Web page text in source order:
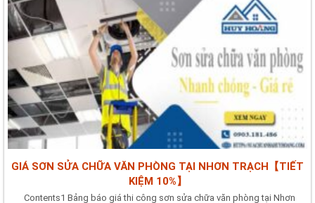
GIÁ SƠN SỬA CHỮA VĂN PHÒNG TẠI NHƠN TRẠCH【TIẾT
KIỆM 10%】
Contents1 Bảng báo giá thi công sơn sửa chữa văn phòng tại Nhơn